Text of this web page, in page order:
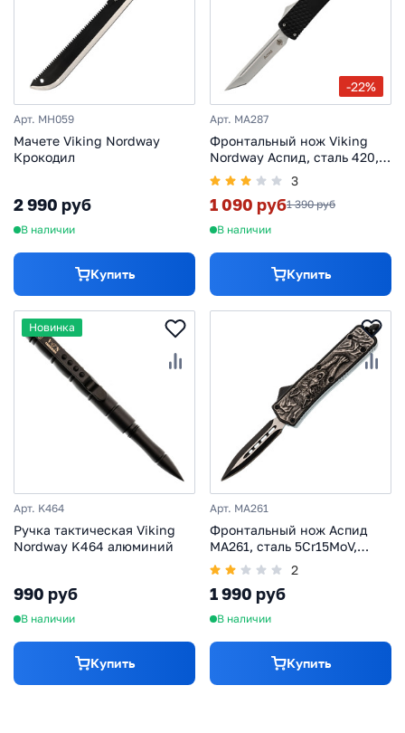
Арт. MH059
Мачете Viking Nordway
Крокодил
2 990 руб
В наличии
Купить
-22%
Арт. MA287
Фронтальный нож Viking
Nordway Аспид, сталь 420,
рукоять металл
3
1 090 руб1 390 руб
В наличии
Купить
Новинка
Арт. K464
Ручка тактическая Viking
Nordway K464 алюминий
990 руб
В наличии
Купить
Арт. MA261
Фронтальный нож Аспид
MA261, сталь 5Cr15MoV,
рукоять алюминий/цинк
2
1 990 руб
В наличии
Купить